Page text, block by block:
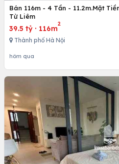
Bán 116m - 4 Tần - 11.2m.Mặt
Từ Liêm
39.5 tỷ · 116m
2
Thành phố Hà Nội
hôm qua